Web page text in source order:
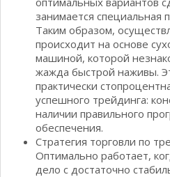
занимается специальная
Таким образом,
происходит на основе
машиной, которой
жажда быстрой наживы.
практически
успешного трейдинга:
наличии правильного
обеспечения.
Стратегия торговли по
Оптимально работает,
дело с достаточно